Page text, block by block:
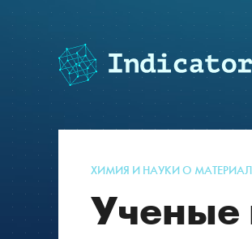
ХИМИЯ И НАУКИ О
Ученые